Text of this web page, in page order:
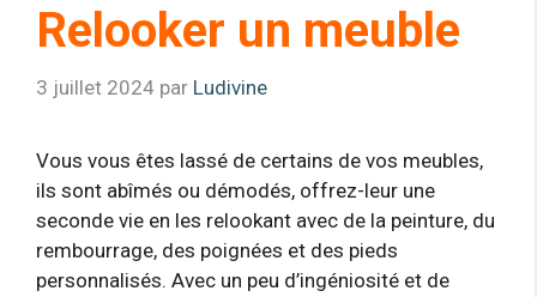
Relooker un meuble
3 juillet 2024 par Ludivine
Vous vous êtes lassé de certains de vos meubles,
ils sont abîmés ou démodés, offrez-leur une
seconde vie en les relookant avec de la peinture, du
rembourrage, des poignées et des pieds
personnalisés. Avec un peu d’ingéniosité et de